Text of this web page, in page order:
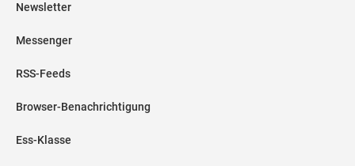
Newsletter
Messenger
RSS-Feeds
Browser-Benachrichtigung
Ess-Klasse